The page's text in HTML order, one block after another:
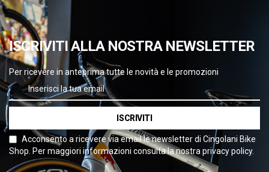
ISCRIVITI ALLA NOSTRA NEWSLETTER
Per ricevere in anteprima tutte le novità e le promozioni
ISCRIVITI
Acconsento a ricevere via email le newsletter di Cingolani Bike
Shop. Per maggiori informazioni consulta la nostra privacy policy.